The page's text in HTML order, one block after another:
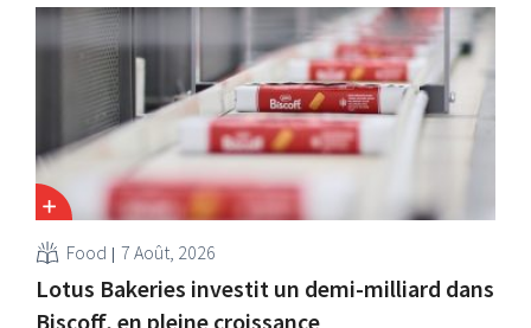
considérablement ses coûts tout en investissant dans la
croissance, notamment pour Guinness et les cocktails
prêts à boire.
Food 7 Août, 2026
Lotus Bakeries investit un demi-milliard dans
Biscoff, en pleine croissance